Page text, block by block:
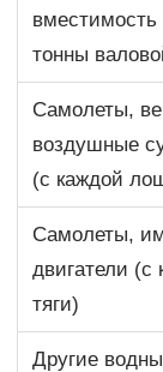
вместимость
тонны
Самолеты,
воздушные
(с каждой
Самолеты,
двигатели (с
тяги)
Другие